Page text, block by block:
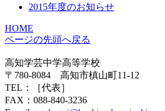
2015年度のお知らせ
HOME
ページの先頭へ戻る
高知学芸中学高等学校
〒780-8084 高知市槙山町11-12
TEL：
［代表］
FAX：088-840-3236